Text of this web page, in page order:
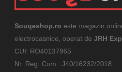
Souqeshop.ro este magazin
electrocasnice, operat de JRH
CUI: RO40137965
Nr. Reg. Com.: J40/16232/2018